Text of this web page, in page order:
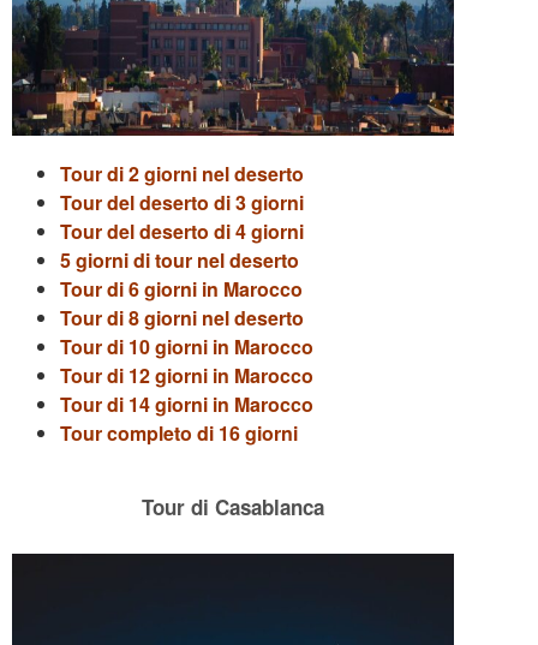
Tour di 2 giorni nel deserto
Tour del deserto di 3 giorni
Tour del deserto di 4 giorni
5 giorni di tour nel deserto
Tour di 6 giorni in Marocco
Tour di 8 giorni nel deserto
Tour di 10 giorni in Marocco
Tour di 12 giorni in Marocco
Tour di 14 giorni in Marocco
Tour completo di 16 giorni
Tour di Casablanca